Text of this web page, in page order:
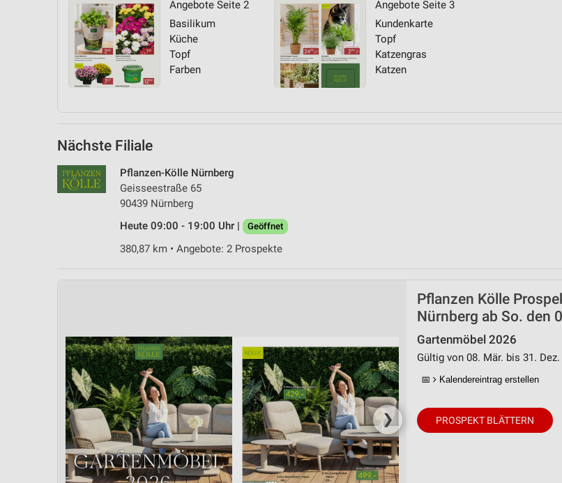
Angebote Seite 2
Basilikum
Küche
Topf
Farben
Angebote Seite 3
Kundenkarte
Topf
Katzengras
Katzen
Nächste Filiale
Pflanzen-Kölle Nürnberg
Geisseestraße 65
90439 Nürnberg
Heute 09:00 - 19:00 Uhr |
Geöffnet
380,87 km • Angebote: 2 Prospekte
❯
Pflanzen Kölle
Nürnberg ab So. den
Gartenmöbel 2026
Gültig von 08. Mär. bis 31. Dez.
📅 Kalendereintrag erstellen
PROSPEKT BLÄTTERN